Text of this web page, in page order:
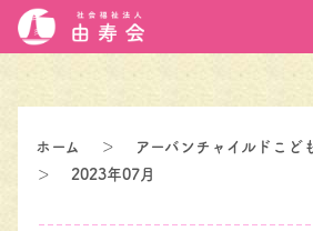
ホーム ＞
アーバンチャイルドこど
＞
2023年07月